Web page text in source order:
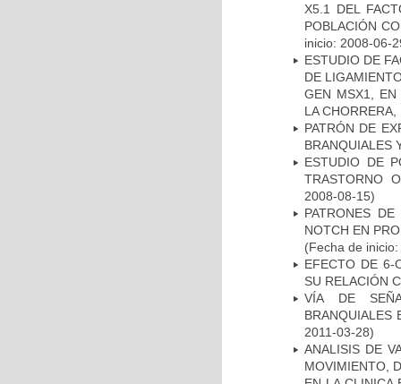
X5.1 DEL
POBLACIÓN
inicio: 2008-06-
ESTUDIO DE
DE
GEN MSX1, EN
LA
PATRÓN DE
BRANQUIALES
ESTUDIO DE
TRASTORNO
2008-08-15)
PATRONES
NOTCH EN
(Fecha de
EFECTO DE 6-
SU RELACIÓN
VÍA DE
BRANQUIALES
2011-03-28)
ANALISIS DE
MOVIMIENTO,